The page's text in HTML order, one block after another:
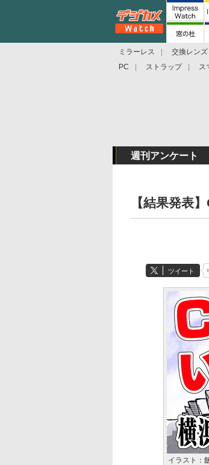
ミラーレス 交換レンズ
PC
ストラップ ス
週刊アンケート
【結果発表
ツイート
イラスト：